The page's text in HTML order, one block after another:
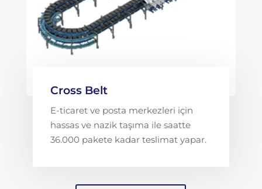
Cross Belt
E-ticaret ve posta merkezleri için
hassas ve nazik taşıma ile saatte
36.000 pakete kadar teslimat yapar.